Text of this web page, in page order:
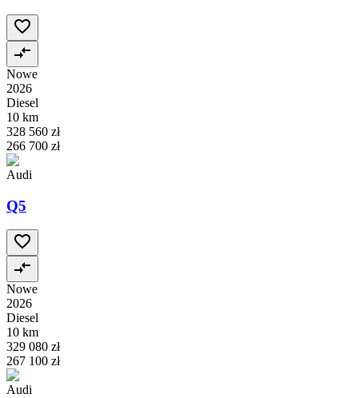
Nowe
2026
Diesel
10 km
328 560 zł
266 700 zł
Audi
Q5
Nowe
2026
Diesel
10 km
329 080 zł
267 100 zł
Audi